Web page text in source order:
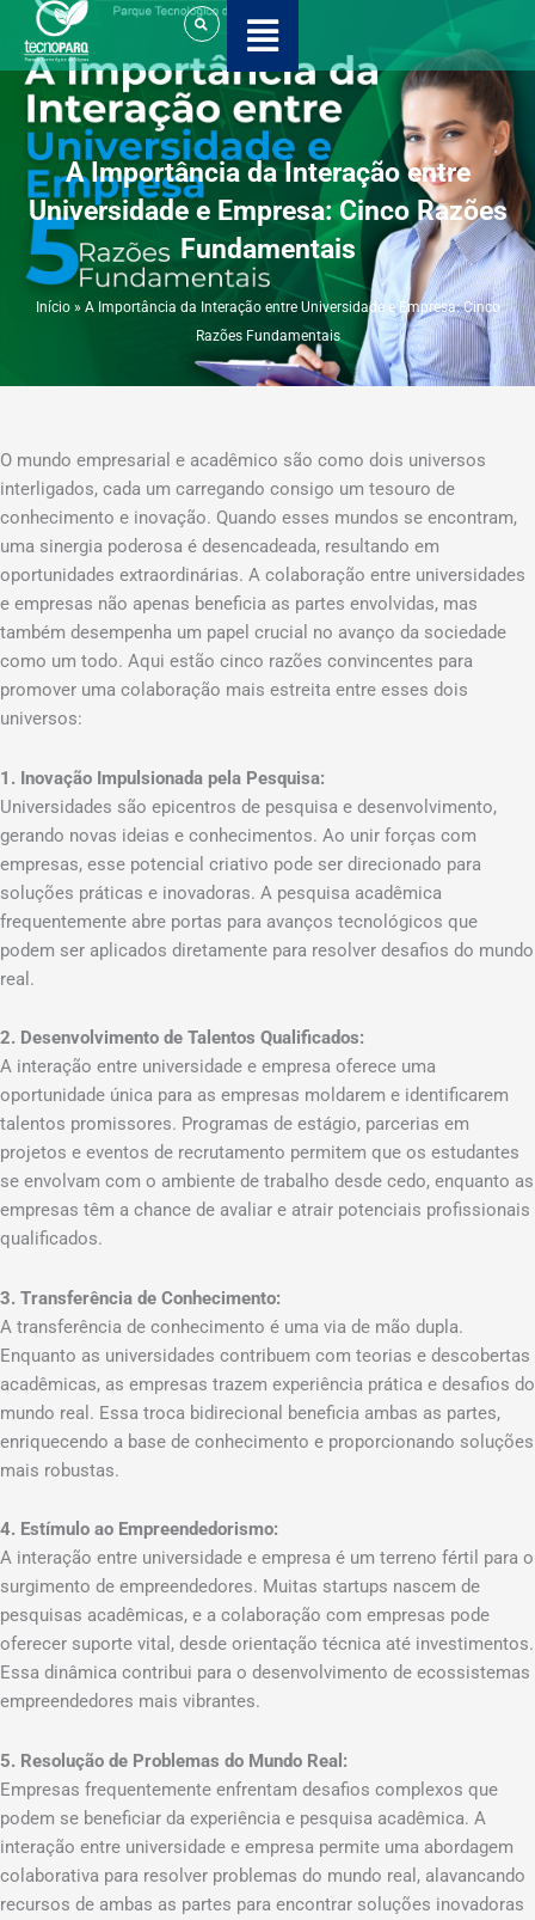
para
o
conteúdo
A Importância da Interação entre
Universidade e Empresa: Cinco Razões
Fundamentais
Início» A Importância da Interação entre Universidade e Empresa: Cinco
Razões Fundamentais
O mundo empresarial e acadêmico são como dois universos
interligados, cada um carregando consigo um tesouro de
conhecimento e inovação. Quando esses mundos se encontram,
uma sinergia poderosa é desencadeada, resultando em
oportunidades extraordinárias. A colaboração entre universidades
e empresas não apenas beneficia as partes envolvidas, mas
também desempenha um papel crucial no avanço da sociedade
como um todo. Aqui estão cinco razões convincentes para
promover uma colaboração mais estreita entre esses dois
universos:
1. Inovação Impulsionada pela Pesquisa:
Universidades são epicentros de pesquisa e desenvolvimento,
gerando novas ideias e conhecimentos. Ao unir forças com
empresas, esse potencial criativo pode ser direcionado para
soluções práticas e inovadoras. A pesquisa acadêmica
frequentemente abre portas para avanços tecnológicos que
podem ser aplicados diretamente para resolver desafios do mundo
real.
2. Desenvolvimento de Talentos Qualificados:
A interação entre universidade e empresa oferece uma
oportunidade única para as empresas moldarem e identificarem
talentos promissores. Programas de estágio, parcerias em
projetos e eventos de recrutamento permitem que os estudantes
se envolvam com o ambiente de trabalho desde cedo, enquanto as
empresas têm a chance de avaliar e atrair potenciais profissionais
qualificados.
3. Transferência de Conhecimento:
A transferência de conhecimento é uma via de mão dupla.
Enquanto as universidades contribuem com teorias e descobertas
acadêmicas, as empresas trazem experiência prática e desafios do
mundo real. Essa troca bidirecional beneficia ambas as partes,
enriquecendo a base de conhecimento e proporcionando soluções
mais robustas.
4. Estímulo ao Empreendedorismo:
A interação entre universidade e empresa é um terreno fértil para o
surgimento de empreendedores. Muitas startups nascem de
pesquisas acadêmicas, e a colaboração com empresas pode
oferecer suporte vital, desde orientação técnica até investimentos.
Essa dinâmica contribui para o desenvolvimento de ecossistemas
empreendedores mais vibrantes.
5. Resolução de Problemas do Mundo Real:
Empresas frequentemente enfrentam desafios complexos que
podem se beneficiar da experiência e pesquisa acadêmica. A
interação entre universidade e empresa permite uma abordagem
colaborativa para resolver problemas do mundo real, alavancando
recursos de ambas as partes para encontrar soluções inovadoras